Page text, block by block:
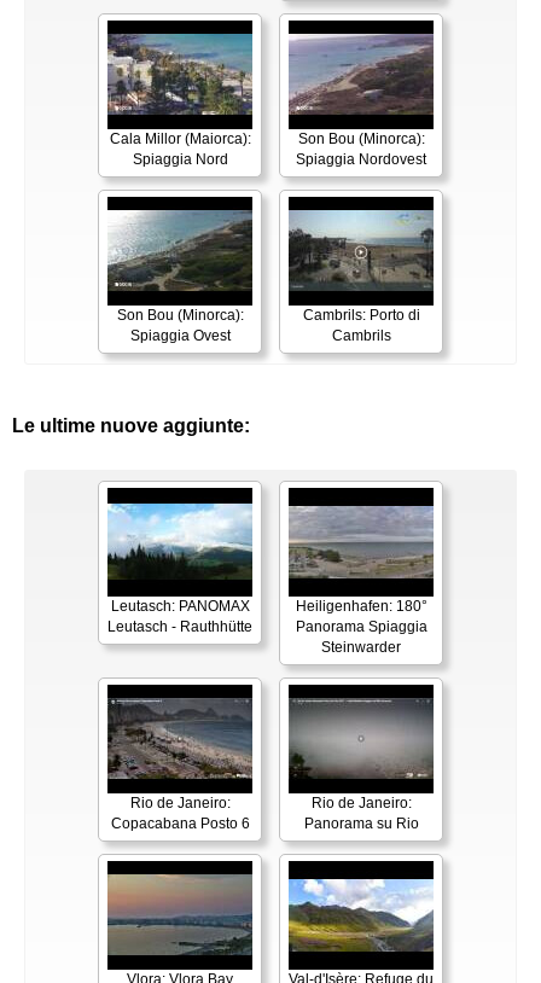
Cala Millor (Maiorca):
Spiaggia Nord
Son Bou (Minorca):
Spiaggia Nordovest
Son Bou (Minorca):
Spiaggia Ovest
Cambrils: Porto di
Cambrils
Le ultime nuove aggiunte:
Leutasch: PANOMAX
Leutasch - Rauthhütte
Heiligenhafen: 180°
Panorama Spiaggia
Steinwarder
Rio de Janeiro:
Copacabana Posto 6
Rio de Janeiro:
Panorama su Rio